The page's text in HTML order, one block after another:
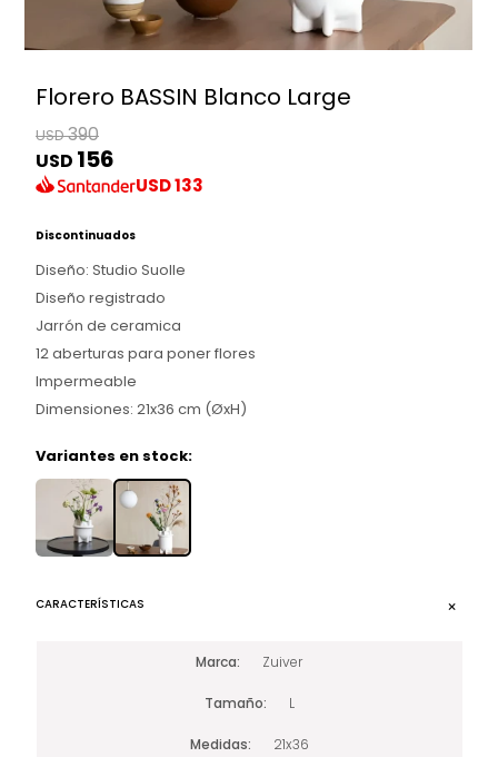
Florero BASSIN Blanco Large
USD390
USD 156
USD133
Discontinuados
Diseño: Studio Suolle
Diseño registrado
Jarrón de ceramica
12 aberturas para poner flores
Impermeable
Dimensiones: 21x36 cm (ØxH)
Variantes en stock:
CARACTERÍSTICAS
Marca Zuiver
Tamaño L
Medidas 21x36